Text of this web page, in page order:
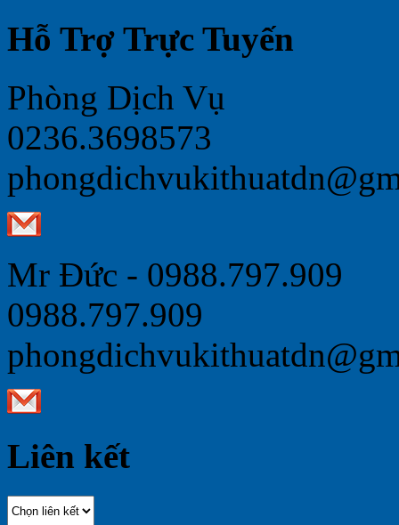
Hỗ Trợ Trực Tuyến
Phòng Dịch Vụ
0236.3698573
Mr Đức - 0988.797.909
0988.797.909
Liên kết